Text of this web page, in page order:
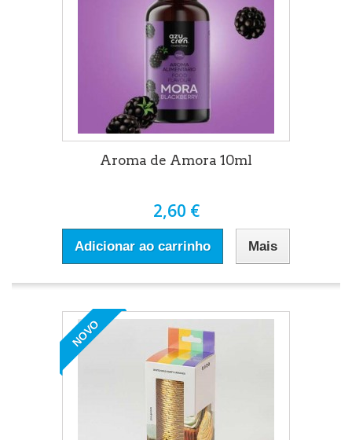
Aroma de Amora 10ml
2,60 €
Adicionar ao carrinho Mais
NOVO